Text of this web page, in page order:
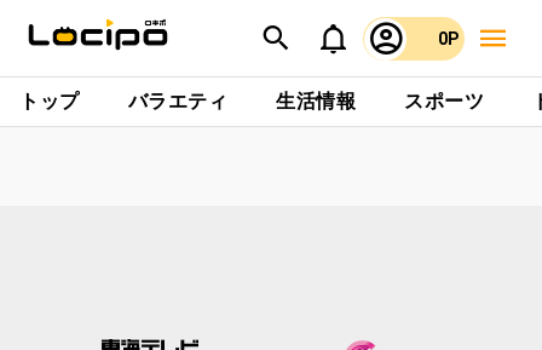
0P
トップ バラエティ 生活情報 スポーツ